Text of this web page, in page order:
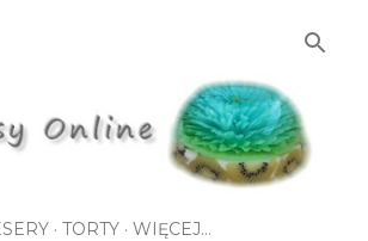
TORTY WIĘCEJ…